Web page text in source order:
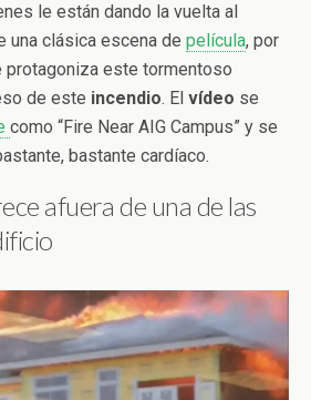
le están dando la vuelta al
una clásica escena de película, por
protagoniza este tormentoso
de este incendio. El vídeo se
como “Fire Near AIG Campus” y se
bastante cardíaco.
afuera de una de las